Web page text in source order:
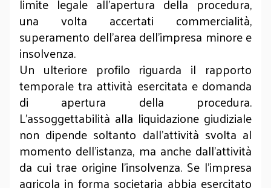
una volta accertati commercialità,
superamento dell’area dell’impresa minore e
insolvenza.
Un ulteriore profilo riguarda il rapporto
temporale tra attività esercitata e domanda
di apertura della procedura.
L’assoggettabilità alla liquidazione giudiziale
non dipende soltanto dall’attività svolta al
momento dell’istanza, ma anche dall’attività
da cui trae origine l’insolvenza. Se l’impresa
agricola in forma societaria abbia esercitato